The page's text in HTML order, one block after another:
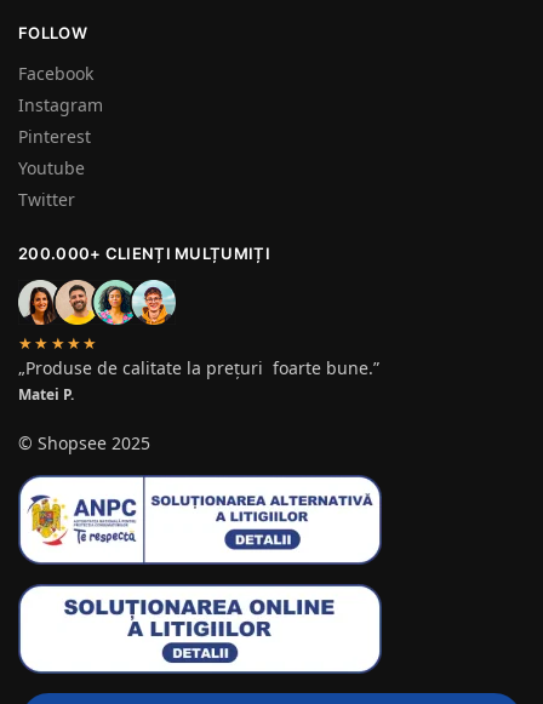
FOLLOW
Facebook
Instagram
Pinterest
Youtube
Twitter
200.000+ CLIENȚI MULȚUMIȚI
★★★★★
„Produse de calitate la prețuri foarte bune.”
Matei P.
© Shopsee 2025